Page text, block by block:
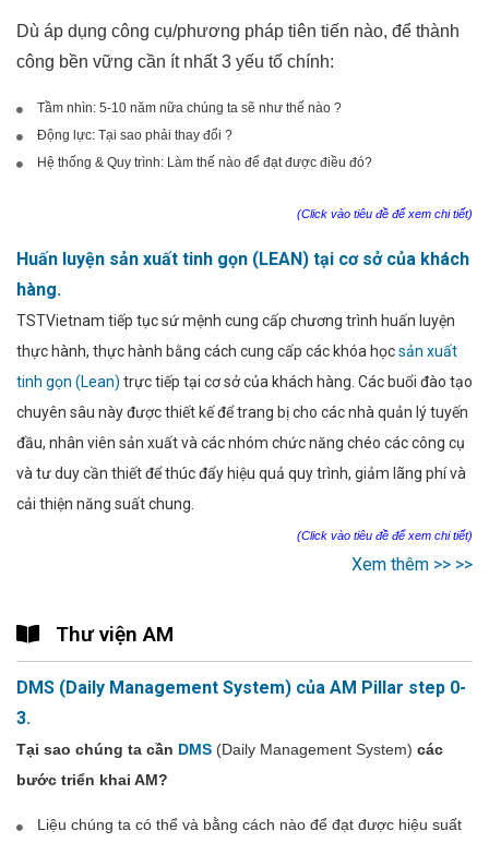
Dù áp dụng công cụ/phương pháp tiên tiến nào, để thành
công bền vững cần ít nhất 3 yếu tố chính:
Tầm nhìn: 5-10 năm nữa chúng ta sẽ như thế nào ?
Động lực: Tại sao phải thay đổi ?
Hệ thống & Quy trình: Làm thế nào để đạt được điều đó?
(Click vào tiêu đề để xem chi tiết)
Huấn luyện sản xuất tinh gọn (LEAN) tại cơ sở của khách
hàng.
TSTVietnam tiếp tục sứ mệnh cung cấp chương trình huấn luyện
thực hành, thực hành bằng cách cung cấp các khóa họcsản xuất
tinh gọn (Lean) trực tiếp tại cơ sở của khách hàng. Các buổi đào tạo
chuyên sâu này được thiết kế để trang bị cho các nhà quản lý tuyến
đầu, nhân viên sản xuất và các nhóm chức năng chéo các công cụ
và tư duy cần thiết để thúc đẩy hiệu quả quy trình, giảm lãng phí và
cải thiện năng suất chung.
(Click vào tiêu đề để xem chi tiết)
Xem thêm >> >>
Thư viện AM
DMS (Daily Management System) của AM Pillar step 0-
3.
Tại sao chúng ta cần DMS (Daily Management System) các
bước triển khai AM?
Liệu chúng ta có thể và bằng cách nào để đạt được hiệu suất